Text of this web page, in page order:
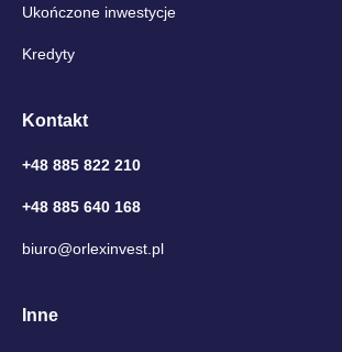
Ukończone inwestycje
Kredyty
Kontakt
+48 885 822 210
+48 885 640 168
biuro@orlexinvest.pl
Inne